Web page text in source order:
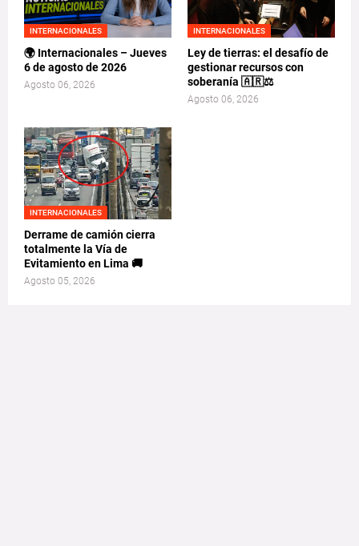
INTERNACIONALES
🌍 Internacionales – Jueves
6 de agosto de 2026
Agosto 06, 2026
INTERNACIONALES
Ley de tierras: el desafío de
gestionar recursos con
soberanía 🇦🇷⚖️
Agosto 06, 2026
INTERNACIONALES
Derrame de camión cierra
totalmente la Vía de
Evitamiento en Lima 🚚
Agosto 05, 2026